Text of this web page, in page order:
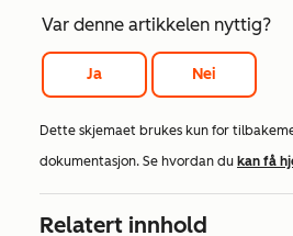
Var denne artikkelen nyttig?
Ja Nei
Dette skjemaet brukes kun for
dokumentasjon. Se hvordan du kan få
Relatert innhold